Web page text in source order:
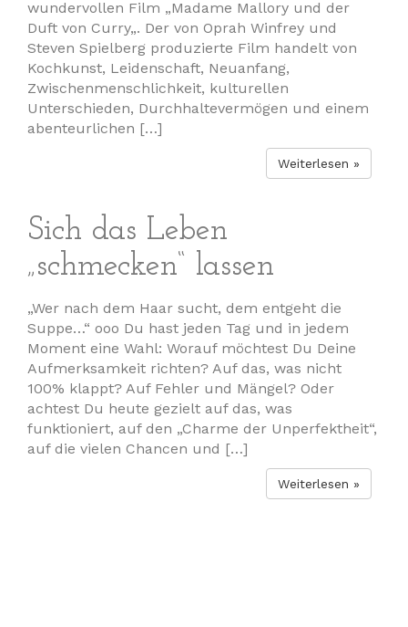
wundervollen Film „Madame Mallory und der
Duft von Curry„. Der von Oprah Winfrey und
Steven Spielberg produzierte Film handelt von
Kochkunst, Leidenschaft, Neuanfang,
Zwischenmenschlichkeit, kulturellen
Unterschieden, Durchhaltevermögen und einem
abenteurlichen […]
Weiterlesen »
Sich das Leben
„schmecken“ lassen
„Wer nach dem Haar sucht, dem entgeht die
Suppe…“ ooo Du hast jeden Tag und in jedem
Moment eine Wahl: Worauf möchtest Du Deine
Aufmerksamkeit richten? Auf das, was nicht
100% klappt? Auf Fehler und Mängel? Oder
achtest Du heute gezielt auf das, was
funktioniert, auf den „Charme der Unperfektheit“,
auf die vielen Chancen und […]
Weiterlesen »